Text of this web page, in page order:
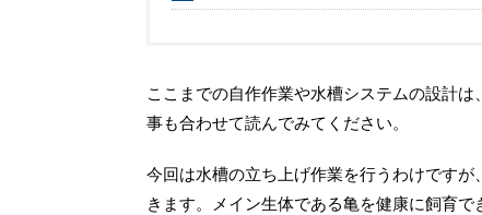
ここまでの自作作業や水槽システムの設計
事も合わせて読んでみてください。
今回は水槽の立ち上げ作業を行うわけです
きます。メイン生体である亀を健康に飼育